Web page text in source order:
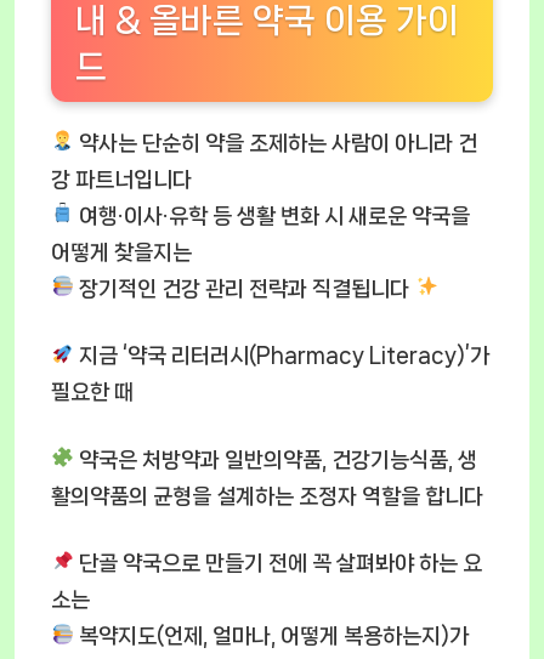
내 & 올바른 약국 이용 가이
드
약사는 단순히 약을 조제하는 사람이 아니라 건
강 파트너입니다
여행·이사·유학 등 생활 변화 시 새로운 약국을
어떻게 찾을지는
장기적인 건강 관리 전략과 직결됩니다
지금 ‘약국 리터러시(Pharmacy Literacy)’가
필요한 때
약국은 처방약과 일반의약품, 건강기능식품, 생
활의약품의 균형을 설계하는 조정자 역할을 합니다
단골 약국으로 만들기 전에 꼭 살펴봐야 하는 요
소는
복약지도(언제, 얼마나, 어떻게 복용하는지)가